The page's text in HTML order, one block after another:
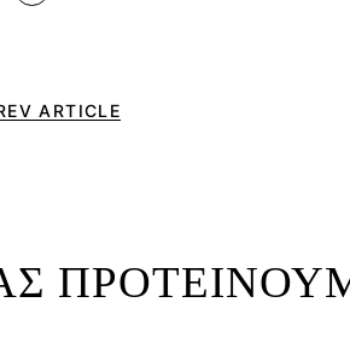
ARTICLE